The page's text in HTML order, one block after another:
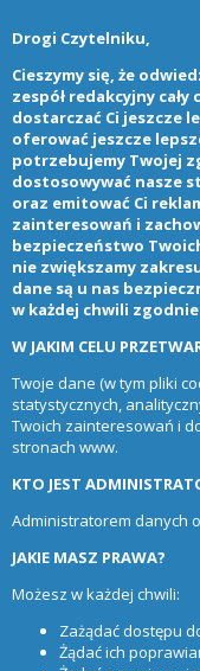
Drogi Czytelniku,
Cieszymy się, że
zespół redakcyjny
dostarczać Ci jeszcze
oferować jeszcze
potrzebujemy Twojej
dostosowywać nasze
oraz emitować Ci
zainteresowań i
bezpieczeństwo
nie zwiększamy
dane są u nas
w każdej chwili
W JAKIM CELU
Twoje dane (w tym pliki
statystycznych,
Twoich zainteresowań i
stronach www.
KTO JEST
Administratorem danych
JAKIE MASZ PRAWA?
Możesz w każdej chwili:
Zażądać dostępu
Żądać ich